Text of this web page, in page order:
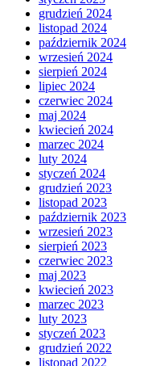
grudzień 2024
listopad 2024
październik 2024
wrzesień 2024
sierpień 2024
lipiec 2024
czerwiec 2024
maj 2024
kwiecień 2024
marzec 2024
luty 2024
styczeń 2024
grudzień 2023
listopad 2023
październik 2023
wrzesień 2023
sierpień 2023
czerwiec 2023
maj 2023
kwiecień 2023
marzec 2023
luty 2023
styczeń 2023
grudzień 2022
listopad 2022